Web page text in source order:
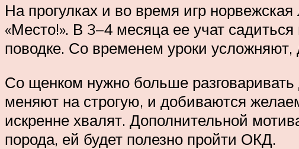
На прогулках и во время игр
«Место!». В 3–4 месяца ее учат
поводке. Со временем уроки
Со щенком нужно больше
меняют на строгую, и добиваются
искренне хвалят. Дополнительной
порода, ей будет полезно пройти ОКД.